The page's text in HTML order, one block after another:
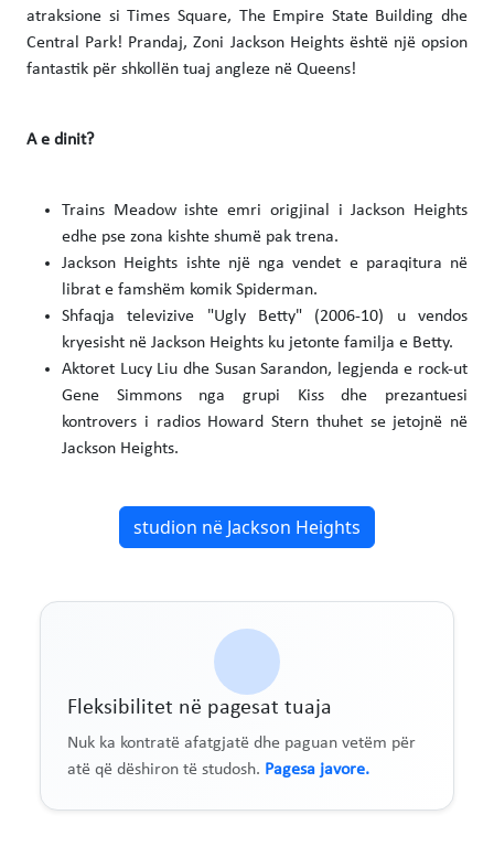
atraksione si Times Square, The Empire State Building dhe
Central Park! Prandaj, Zoni Jackson Heights është një opsion
fantastik për shkollën tuaj angleze në Queens!
A e dinit?
Trains Meadow ishte emri origjinal i Jackson Heights
edhe pse zona kishte shumë pak trena.
Jackson Heights ishte një nga vendet e paraqitura në
librat e famshëm komik Spiderman.
Shfaqja televizive "Ugly Betty" (2006-10) u vendos
kryesisht në Jackson Heights ku jetonte familja e Betty.
Aktoret Lucy Liu dhe Susan Sarandon, legjenda e rock-ut
Gene Simmons nga grupi Kiss dhe prezantuesi
kontrovers i radios Howard Stern thuhet se jetojnë në
Jackson Heights.
studion në Jackson Heights
Fleksibilitet në pagesat tuaja
Nuk ka kontratë afatgjatë dhe paguan vetëm për
atë që dëshiron të studosh. Pagesa javore.